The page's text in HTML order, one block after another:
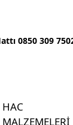
0850 309
HAC
MALZEMELERİ